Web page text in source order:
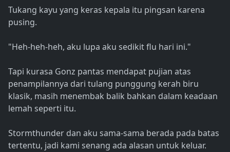
Tukang kayu yang keras kepala itu pingsan karena
pusing.
"Heh-heh-heh, aku lupa aku sedikit flu hari ini."
Tapi kurasa Gonz pantas mendapat pujian atas
penampilannya dari tulang punggung kerah biru
klasik, masih menembak balik bahkan dalam keadaan
lemah seperti itu.
Stormthunder dan aku sama-sama berada pada batas
tertentu, jadi kami senang ada alasan untuk keluar.